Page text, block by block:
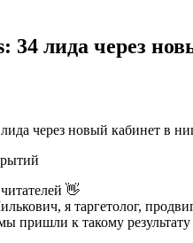
34 лида через
👋
я таргетолог,
пришли к такому результату